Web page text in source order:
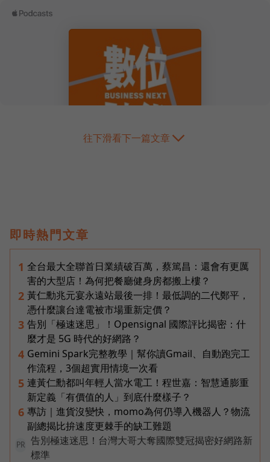
往下滑看下一篇文章
即時熱門文章
1 全台最大全聯首日業績破百萬，蔡篤昌：還會有更厲
害的大型店！為何把餐廳健身房都搬上樓？
2 黃仁勳兆元宴永遠站最後一排！最低調的二代鄭平，
憑什麼讓台達電被市場重新定價？
3 告別「極速迷思」！Opensignal 國際評比揭密：什
麼才是 5G 時代的好網路？
4 Gemini Spark完整教學｜幫你讀Gmail、自動跑完工
作流程，3個超實用情境一次看
5 連黃仁勳都叫年輕人當水電工！程世嘉：智慧通膨重
新定義「有價值的人」到底什麼樣子？
6 專訪｜進貨沒變快，momo為何仍導入機器人？物流
副總揭比拚速度更棘手的缺工難題
PR
告別極速迷思！台灣大哥大奪國際雙冠揭密好網路新
標準